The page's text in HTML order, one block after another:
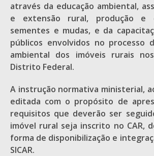
através da educação ambiental,
e extensão rural, produção e
sementes e mudas, e da
públicos envolvidos no processo
ambiental dos imóveis rurais
Distrito Federal.
A instrução normativa ministerial,
editada com o propósito de
requisitos que deverão ser
imóvel rural seja inscrito no CAR,
forma de disponibilização e
SICAR.